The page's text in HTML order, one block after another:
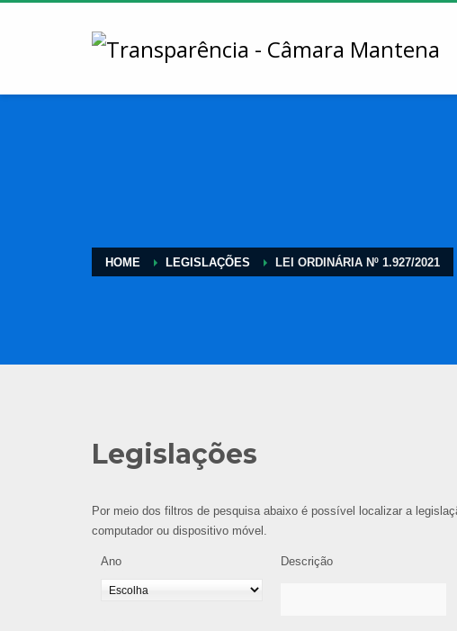
HOME LEGISLAÇÕES LEI ORDINÁRIA Nº 1.927/2021
Legislações
Por meio dos filtros de pesquisa abaixo é possível localizar a
computador ou dispositivo móvel.
Ano Descrição